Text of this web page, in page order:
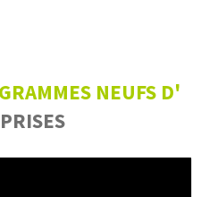
NEUFS D'